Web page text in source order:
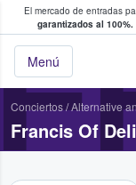
El mercado de entradas
garantizados al 100%.
Menú
y venta de
Conciertos/Alternative
Francis Of